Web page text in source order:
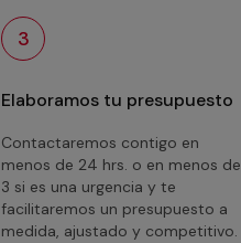
3
Elaboramos tu presupuesto
Contactaremos contigo en
menos de 24 hrs. o en menos de
3 si es una urgencia y te
facilitaremos un presupuesto a
medida, ajustado y competitivo.